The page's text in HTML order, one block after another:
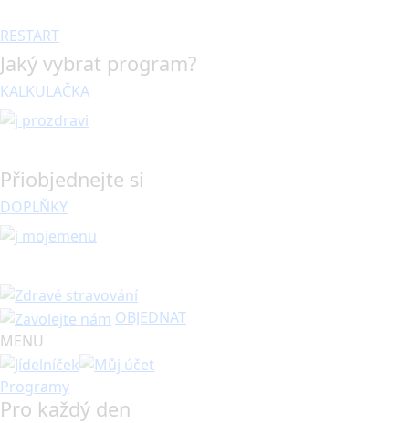
RESTART
Jaký vybrat program?
KALKULAČKA
Přiobjednejte si
DOPLŇKY
OBJEDNAT
MENU
Programy
Pro každý den